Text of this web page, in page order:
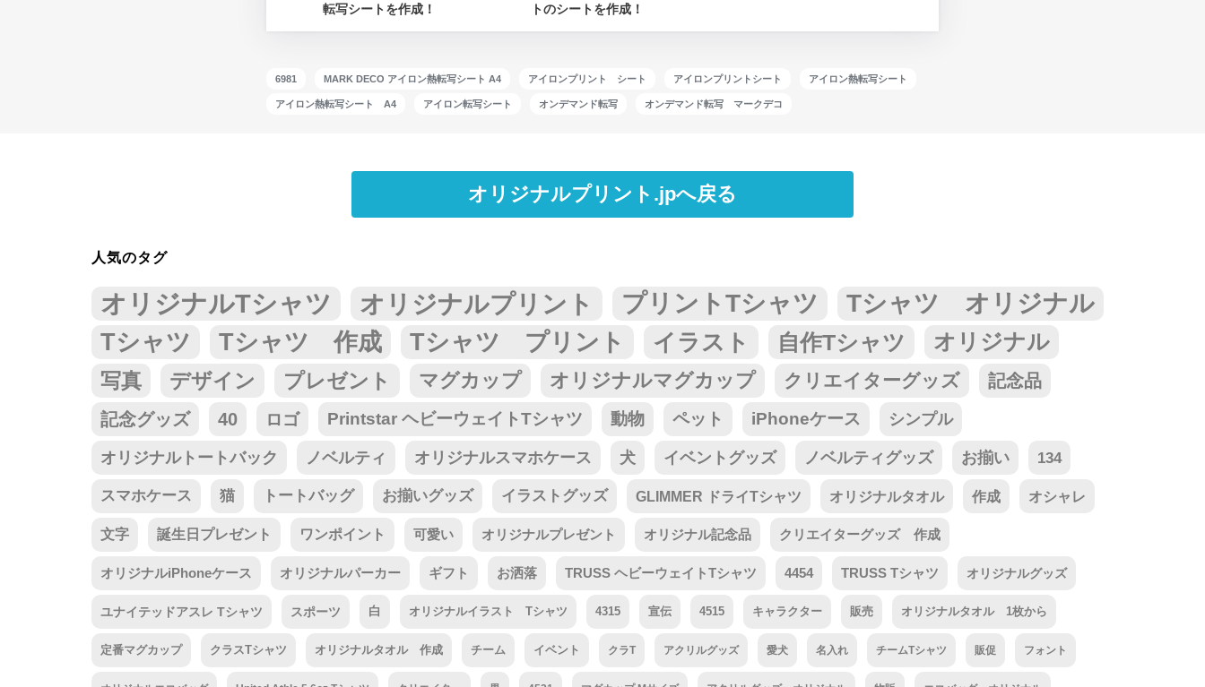
転写シートを作成！
トのシートを作成！
6981 MARK DECO アイロン熱転写シート A4 アイロンプリント シート アイロンプリントシート アイロン熱転写シート
アイロン熱転写シート A4 アイロン転写シート オンデマンド転写 オンデマンド転写 マークデコ
オリジナルプリント.jpへ戻る
人気のタグ
オリジナルTシャツ オリジナルプリント プリントTシャツ
Tシャツ オリジナル
Tシャツ
Tシャツ 作成 Tシャツ プリント イラスト 自作Tシャツ オリジナル
写真 デザイン プレゼント マグカップ オリジナルマグカップ クリエイターグッズ
記念品
記念グッズ
40 ロゴ Printstar ヘビーウェイトTシャツ 動物 ペット iPhoneケース シンプル
オリジナルトートバック ノベルティ オリジナルスマホケース 犬 イベントグッズ ノベルティグッズ お揃い 134
スマホケース 猫 トートバッグ お揃いグッズ イラストグッズ GLIMMER ドライTシャツ オリジナルタオル 作成 オシャレ
文字 誕生日プレゼント ワンポイント 可愛い オリジナルプレゼント オリジナル記念品 クリエイターグッズ 作成
オリジナルiPhoneケース オリジナルパーカー ギフト お洒落 TRUSS ヘビーウェイトTシャツ 4454 TRUSS Tシャツ オリジナルグッズ
ユナイテッドアスレ Tシャツ スポーツ 白 オリジナルイラスト Tシャツ 4315 宣伝 4515 キャラクター 販売 オリジナルタオル 1枚から
定番マグカップ クラスTシャツ オリジナルタオル 作成 チーム イベント クラT アクリルグッズ 愛犬 名入れ チームTシャツ 販促 フォント